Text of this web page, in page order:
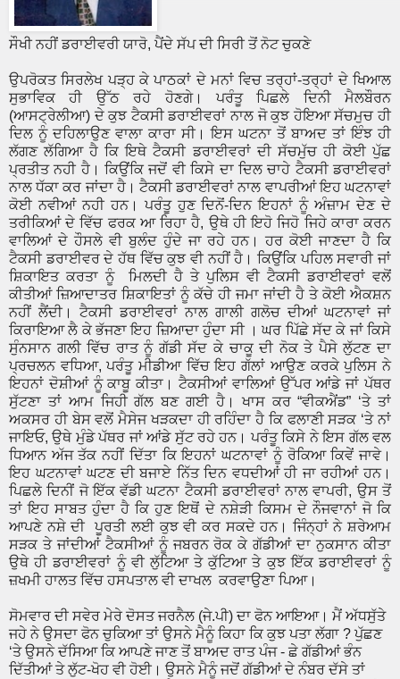
ਸੌਖੀ ਨਹੀਂ ਡਰਾਈਵਰੀ ਯਾਰੋ, ਪੈਂਦੇ ਸੱਪ ਦੀ ਸਿਰੀ ਤੋਂ ਨੋਟ ਚੁਕਣੇ
ਉਪਰੋਕਤ ਸਿਰਲੇਖ ਪੜ੍ਹ ਕੇ ਪਾਠਕਾਂ ਦੇ ਮਨਾਂ ਵਿਚ ਤਰ੍ਹਾਂ-ਤਰ੍ਹਾਂ ਦੇ ਖਿਆਲ
ਸੁਭਾਵਿਕ ਹੀ ਉੱਠ ਰਹੇ ਹੋਣਗੇ। ਪਰੰਤੂ ਪਿਛਲੇ ਦਿਨੀ ਮੈਲਬੌਰਨ
(ਆਸਟ੍ਰੇਲੀਆ) ਦੇ ਕੁਝ ਟੈਕਸੀ ਡਰਾਈਵਰਾਂ ਨਾਲ ਜੋ ਕੁਝ ਹੋਇਆ ਸੱਚਮੁਚ ਹੀ
ਦਿਲ ਨੂੰ ਦਹਿਲਾਉਣ ਵਾਲਾ ਕਾਰਾ ਸੀ। ਇਸ ਘਟਨਾ ਤੋਂ ਬਾਅਦ ਤਾਂ ਇੰਝ ਹੀ
ਲੱਗਣ ਲੱਗਿਆ ਹੈ ਕਿ ਇਥੇ ਟੈਕਸੀ ਡਰਾਈਵਰਾਂ ਦੀ ਸੱਚਮੁੱਚ ਹੀ ਕੋਈ ਪੁੱਛ
ਪ੍ਰਤੀਤ ਨਹੀ ਹੈ। ਕਿਉਂਕਿ ਜਦੋਂ ਵੀ ਕਿਸੇ ਦਾ ਦਿਲ ਚਾਹੇ ਟੈਕਸੀ ਡਰਾਈਵਰਾਂ
ਨਾਲ ਧੱਕਾ ਕਰ ਜਾਂਦਾ ਹੈ। ਟੈਕਸੀ ਡਰਾਈਵਰਾਂ ਨਾਲ ਵਾਪਰੀਆਂ ਇਹ ਘਟਨਾਵਾਂ
ਕੋਈ ਨਵੀਆਂ ਨਹੀ ਹਨ। ਪਰੰਤੂ ਹੁਣ ਦਿਨੋਂ-ਦਿਨ ਇਹਨਾਂ ਨੂੰ ਅੰਜ਼ਾਮ ਦੇਣ ਦੇ
ਤਰੀਕਿਆਂ ਦੇ ਵਿੱਚ ਫਰਕ ਆ ਰਿਹਾ ਹੈ, ਉਥੇ ਹੀ ਇਹੋ ਜਿਹੋ ਜਿਹੇ ਕਾਰਾ ਕਰਨ
ਵਾਲਿਆਂ ਦੇ ਹੌਸਲੇ ਵੀ ਬੁਲੰਦ ਹੁੰਦੇ ਜਾ ਰਹੇ ਹਨ। ਹਰ ਕੋਈ ਜਾਣਦਾ ਹੈ ਕਿ
ਟੈਕਸੀ ਡਰਾਈਵਰ ਦੇ ਹੱਥ ਵਿੱਚ ਕੁਝ ਵੀ ਨਹੀਂ ਹੈ। ਕਿਉਂਕਿ ਪਹਿਲ ਸਵਾਰੀ ਜਾਂ
ਸ਼ਿਕਾਇਤ ਕਰਤਾ ਨੂੰ ਮਿਲਦੀ ਹੈ ਤੇ ਪੁਲਿਸ ਵੀ ਟੈਕਸੀ ਡਰਾਈਵਰਾਂ ਵਲੋਂ
ਕੀਤੀਆਂ ਜ਼ਿਆਦਾਤਰ ਸ਼ਿਕਾਇਤਾਂ ਨੂੰ ਕੱਚੇ ਹੀ ਜਮਾ ਜਾਂਦੀ ਹੈ ਤੇ ਕੋਈ ਐਕਸ਼ਨ
ਨਹੀਂ ਲੈਂਦੀ। ਟੈਕਸੀ ਡਰਾਈਵਰਾਂ ਨਾਲ ਗਾਲੀ ਗਲੋਚ ਦੀਆਂ ਘਟਨਾਵਾਂ ਜਾਂ
ਕਿਰਾਇਆ ਲੈ ਕੇ ਭੱਜਣਾ ਇਹ ਜ਼ਿਆਦਾ ਹੁੰਦਾ ਸੀ । ਘਰ ਪਿੱਛੇ ਸੱਦ ਕੇ ਜਾਂ ਕਿਸੇ
ਸੁੰਨਸਾਨ ਗਲੀ ਵਿੱਚ ਰਾਤ ਨੂੰ ਗੱਡੀ ਸੱਦ ਕੇ ਚਾਕੂ ਦੀ ਨੋਕ ਤੇ ਪੈਸੇ ਲੁੱਟਣ ਦਾ
ਪ੍ਰਚਲਨ ਵਧਿਆ, ਪਰੰਤੂ ਮੀਡੀਆ ਵਿੱਚ ਇਹ ਗੱਲਾਂ ਆਉਣ ਕਰਕੇ ਪੁਲਿਸ ਨੇ
ਇਹਨਾਂ ਦੋਸ਼ੀਆਂ ਨੂੰ ਕਾਬੂ ਕੀਤਾ। ਟੈਕਸੀਆਂ ਵਾਲਿਆਂ ਉੱਪਰ ਆਂਡੇ ਜਾਂ ਪੱਥਰ
ਸੁੱਟਣਾ ਤਾਂ ਆਮ ਜਿਹੀ ਗੱਲ ਬਣ ਗਈ ਹੈ। ਖਾਸ ਕਰ “ਵੀਕਐਂਡ” ‘ਤੇ ਤਾਂ
ਅਕਸਰ ਹੀ ਬੇਸ ਵਲੋਂ ਮੈਸੇਜ ਖੜਕਦਾ ਹੀ ਰਹਿੰਦਾ ਹੈ ਕਿ ਫਲਾਣੀ ਸੜਕ ‘ਤੇ ਨਾਂ
ਜਾਇਓ, ਉਥੇ ਮੁੰਡੇ ਪੱਥਰ ਜਾਂ ਆਂਡੇ ਸੁੱਟ ਰਹੇ ਹਨ। ਪਰੰਤੂ ਕਿਸੇ ਨੇ ਇਸ ਗੱਲ ਵਲ
ਧਿਆਨ ਅੱਜ ਤੱਕ ਨਹੀਂ ਦਿੱਤਾ ਕਿ ਇਹਨਾਂ ਘਟਨਾਵਾਂ ਨੂੰ ਰੋਕਿਆ ਕਿਵੇਂ ਜਾਵੇ।
ਇਹ ਘਟਨਾਵਾਂ ਘਟਣ ਦੀ ਬਜਾਏ ਨਿੱਤ ਦਿਨ ਵਧਦੀਆਂ ਹੀ ਜਾ ਰਹੀਆਂ ਹਨ।
ਪਿਛਲੇ ਦਿਨੀਂ ਜੋ ਇੱਕ ਵੱਡੀ ਘਟਨਾ ਟੈਕਸੀ ਡਰਾਈਵਰਾਂ ਨਾਲ ਵਾਪਰੀ, ਉਸ ਤੋਂ
ਤਾਂ ਇਹ ਸਾਬਤ ਹੁੰਦਾ ਹੈ ਕਿ ਹੁਣ ਇਥੋਂ ਦੇ ਨਸ਼ੇੜੀ ਕਿਸਮ ਦੇ ਨੌਜਵਾਨਾਂ ਜੋ ਕਿ
ਆਪਣੇ ਨਸ਼ੇ ਦੀ ਪੂਰਤੀ ਲਈ ਕੁਝ ਵੀ ਕਰ ਸਕਦੇ ਹਨ। ਜਿੰਨ੍ਹਾਂ ਨੇ ਸ਼ਰੇਆਮ
ਸੜਕ ਤੇ ਜਾਂਦੀਆਂ ਟੈਕਸੀਆਂ ਨੂੰ ਜਬਰਨ ਰੋਕ ਕੇ ਗੱਡੀਆਂ ਦਾ ਨੁਕਸਾਨ ਕੀਤਾ
ਉਥੇ ਹੀ ਡਰਾਈਵਰਾਂ ਨੂੰ ਵੀ ਲੁੱਟਿਆ ਤੇ ਕੁੱਟਿਆ ਤੇ ਕੁਝ ਇੱਕ ਡਰਾਈਵਰਾਂ ਨੂੰ
ਜ਼ਖਮੀ ਹਾਲਤ ਵਿੱਚ ਹਸਪਤਾਲ ਵੀ ਦਾਖਲ ਕਰਵਾਉਣਾ ਪਿਆ।
ਸੋਮਵਾਰ ਦੀ ਸਵੇਰ ਮੇਰੇ ਦੋਸਤ ਜਰਨੈਲ (ਜੇ.ਪੀ) ਦਾ ਫੋਨ ਆਇਆ। ਮੈਂ ਅੱਧਸੁੱਤੇ
ਜਹੇ ਨੇ ਉਸਦਾ ਫੋਨ ਚੁਕਿਆ ਤਾਂ ਉਸਨੇ ਮੈਨੂੰ ਕਿਹਾ ਕਿ ਕੁਝ ਪਤਾ ਲੱਗਾ ? ਪੁੱਛਣ
‘ਤੇ ਉਸਨੇ ਦੱਸਿਆ ਕਿ ਆਪਣੇ ਜਾਣ ਤੋਂ ਬਾਅਦ ਰਾਤ ਪੰਜ - ਛੇ ਗੱਡੀਆਂ ਭੰਨ
ਦਿੱਤੀਆਂ ਤੇ ਲੁੱਟ-ਖੋਹ ਵੀ ਹੋਈ। ਉਸਨੇ ਮੈਨੂੰ ਜਦੋਂ ਗੱਡੀਆਂ ਦੇ ਨੰਬਰ ਦੱਸੇ ਤਾਂ